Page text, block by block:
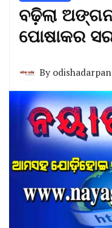
ବଢ଼ିଲା
ପୋଷାକର
By odishadarpan